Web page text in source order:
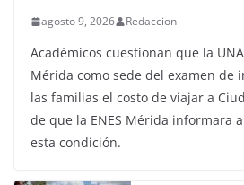
agosto 9, 2026 Redaccion
Académicos cuestionan que la
Mérida como sede del examen de
las familias el costo de viajar a
de que la ENES Mérida informara
esta condición.